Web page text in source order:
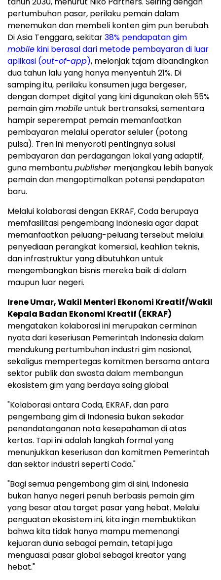
pertumbuhan pasar, perilaku pemain dalam
menemukan dan membeli konten gim pun berubah.
Di Asia Tenggara, sekitar38% pendapatan gim
mobile kini berasal dari metode pembayaran di luar
aplikasi (out-of-app), melonjak tajam dibandingkan
dua tahun lalu yang hanya menyentuh 21%. Di
samping itu, perilaku konsumen juga bergeser,
dengan dompet digital yang kini digunakan oleh 55%
pemain gimmobileuntuk bertransaksi, sementara
hampir seperempat pemain memanfaatkan
pembayaran melalui operator seluler (potong
pulsa). Tren ini menyoroti pentingnya solusi
pembayaran dan perdagangan lokal yang adaptif,
guna membantupublisher menjangkau lebih banyak
pemain dan mengoptimalkan potensi pendapatan
baru.
Melalui kolaborasi dengan EKRAF, Coda berupaya
memfasilitasi pengembang Indonesia agar dapat
memanfaatkan peluang-peluang tersebut melalui
penyediaan perangkat komersial, keahlian teknis,
dan infrastruktur yang dibutuhkan untuk
mengembangkan bisnis mereka baik di dalam
maupun luar negeri.
Irene Umar, Wakil Menteri Ekonomi Kreatif/Wakil
Kepala Badan Ekonomi Kreatif (EKRAF)
mengatakan kolaborasi ini merupakan cerminan
nyata dari keseriusan Pemerintah Indonesia dalam
mendukung pertumbuhan industri gim nasional,
sekaligus mempertegas komitmen bersama antara
sektor publik dan swasta dalam membangun
ekosistem gim yang berdaya saing global.
"Kolaborasi antara Coda, EKRAF, dan para
pengembang gim di Indonesia bukan sekadar
penandatanganan nota kesepahaman di atas
kertas. Tapi ini adalah langkah formal yang
menunjukkan keseriusan dan komitmen Pemerintah
dan sektor industri seperti Coda."
"Bagi semua pengembang gim di sini, Indonesia
bukan hanya negeri penuh berbasis pemain gim
yang besar atau target pasar yang hebat. Melalui
penguatan ekosistem ini, kita ingin membuktikan
bahwa kita tidak hanya mampu memenangi
kejuaran dunia sebagai pemain, tetapi juga
menguasai pasar global sebagai kreator yang
hebat."